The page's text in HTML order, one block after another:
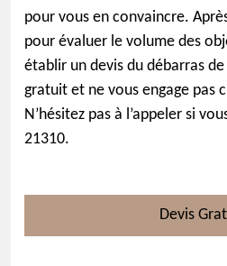
pour vous en convaincre.
pour évaluer le volume des
établir un devis du débarras
gratuit et ne vous engage pas
N’hésitez pas à l’appeler si
21310.
Devis